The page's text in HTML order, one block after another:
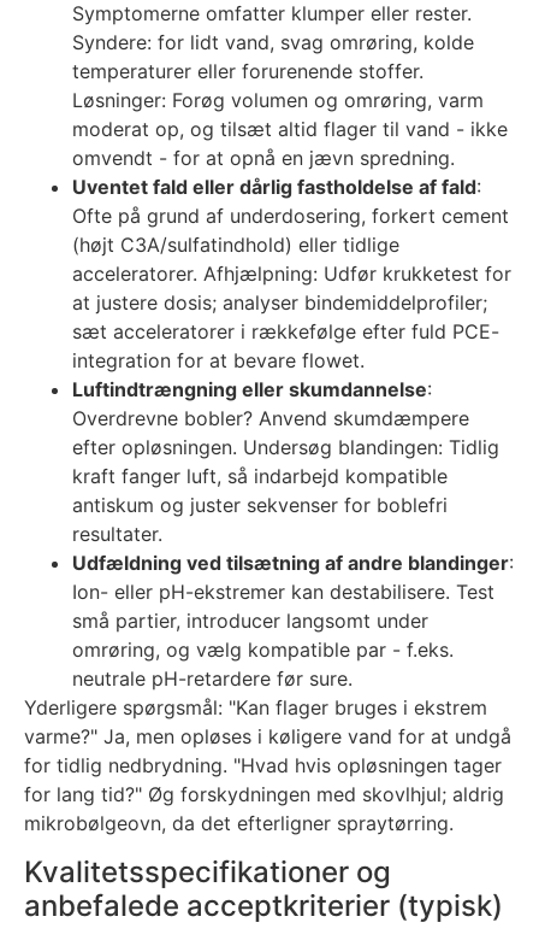
Symptomerne omfatter klumper eller rester.
Syndere: for lidt vand, svag omrøring, kolde
temperaturer eller forurenende stoffer.
Løsninger: Forøg volumen og omrøring, varm
moderat op, og tilsæt altid flager til vand - ikke
omvendt - for at opnå en jævn spredning.
Uventet fald eller dårlig fastholdelse af fald:
Ofte på grund af underdosering, forkert cement
(højt C3A/sulfatindhold) eller tidlige
acceleratorer. Afhjælpning: Udfør krukketest for
at justere dosis; analyser bindemiddelprofiler;
sæt acceleratorer i rækkefølge efter fuld PCE-
integration for at bevare flowet.
Luftindtrængning eller skumdannelse:
Overdrevne bobler? Anvend skumdæmpere
efter opløsningen. Undersøg blandingen: Tidlig
kraft fanger luft, så indarbejd kompatible
antiskum og juster sekvenser for boblefri
resultater.
Udfældning ved tilsætning af andre blandinger:
Ion- eller pH-ekstremer kan destabilisere. Test
små partier, introducer langsomt under
omrøring, og vælg kompatible par - f.eks.
neutrale pH-retardere før sure.
Yderligere spørgsmål: "Kan flager bruges i ekstrem
varme?" Ja, men opløses i køligere vand for at undgå
for tidlig nedbrydning. "Hvad hvis opløsningen tager
for lang tid?" Øg forskydningen med skovlhjul; aldrig
mikrobølgeovn, da det efterligner spraytørring.
Kvalitetsspecifikationer og
anbefalede acceptkriterier (typisk)